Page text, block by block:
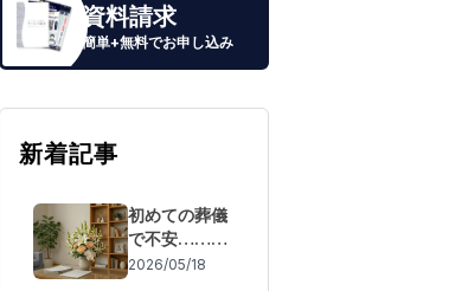
資料請求
簡単+無料でお申し込み
新着記事
初めての葬儀
で不安……も
しもの際の流
2026/05/18